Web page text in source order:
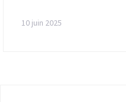
10 juin 2025